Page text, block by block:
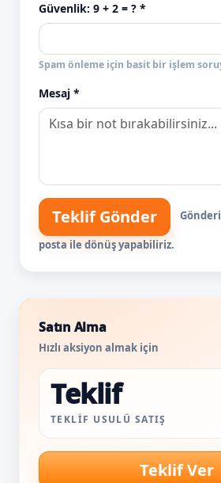
Güvenlik: 9 + 2 = ? *
Spam önleme için basit bir işlem
Mesaj *
Teklif Gönder
posta ile dönüş yapabiliriz.
Satın Alma
Hızlı aksiyon almak için
Teklif
TEKLIF USULÜ SATIŞ
Teklif Ver